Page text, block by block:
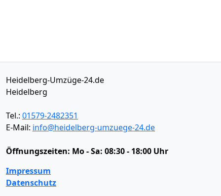
Heidelberg-Umzüge-24.de
Heidelberg
Tel.: 01579-2482351
E-Mail: info@heidelberg-umzuege-24.de
Öffnungszeiten: Mo - Sa: 08:30 - 18:00 Uhr
Impressum
Datenschutz